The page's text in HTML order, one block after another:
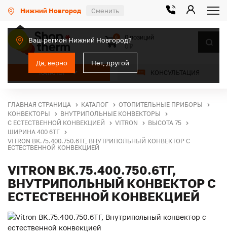
Нижний Новгород Сменить
Ваш регион Нижний Новгород?
Да, верно Нет, другой
КАТАЛОГ КОНСУЛЬТАЦИЯ
0
0 позиций
ГЛАВНАЯ СТРАНИЦА КАТАЛОГ
ОТОПИТЕЛЬНЫЕ ПРИБОРЫ
КОНВЕКТОРЫ
ВНУТРИПОЛЬНЫЕ КОНВЕКТОРЫ
С ЕСТЕСТВЕННОЙ КОНВЕКЦИЕЙ
VITRON
ВЫСОТА 75
ШИРИНА 400 6ТГ
VITRON BK.75.400.750.6ТГ, ВНУТРИПОЛЬНЫЙ КОНВЕКТОР С
ЕСТЕСТВЕННОЙ КОНВЕКЦИЕЙ
VITRON BK.75.400.750.6ТГ,
ВНУТРИПОЛЬНЫЙ КОНВЕКТОР С
ЕСТЕСТВЕННОЙ КОНВЕКЦИЕЙ